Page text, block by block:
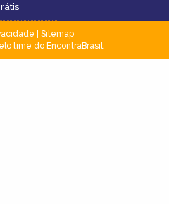
Sitemap
time do EncontraBrasil